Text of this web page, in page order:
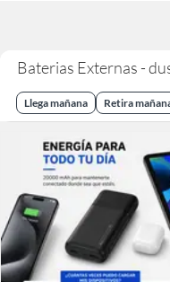
Baterias Externas -
Llega mañana Retira